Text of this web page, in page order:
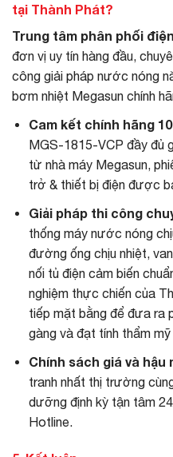
tại Thành Phát?
Trung tâm phân phối
đơn vị uy tín hàng đầu,
công giải pháp nước nóng
bơm nhiệt Megasun chính
Cam kết chính hãng
MGS-1815-VCP đầy đủ
từ nhà máy Megasun,
trở & thiết bị điện được
Giải pháp thi công
thống máy nước nóng
đường ống chịu nhiệt,
nối tủ điện cảm biến
nghiệm thực chiến của
tiếp mặt bằng để đưa ra
gàng và đạt tính thẩm mỹ
Chính sách giá và
tranh nhất thị trường
dưỡng định kỳ tận tâm
Hotline.